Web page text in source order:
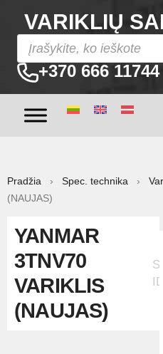
VARIKLIŲ
+370 666 11744
Pradžia › Spec. technika ›
(NAUJAS)
YANMAR
3TNV70
VARIKLIS
(NAUJAS)